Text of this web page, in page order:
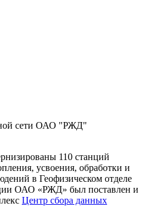
сети ОАО "РЖД"
110 станций
усвоения, обработки и
в Геофизическом отделе
ОАО «РЖД» был поставлен и
Центр сбора данных